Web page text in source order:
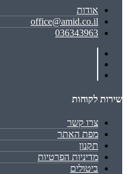
אודות
office@amid.co.il
036343963
שירות לקוחות
צרו קשר
מפת האתר
תקנון
מדיניות הפרטיות
ביטולים